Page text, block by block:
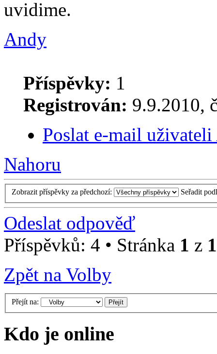
uvidime.
Andy
Příspěvky: 1
Registrován: 9.9.2010,
Poslat e-mail
Nahoru
Zobrazit příspěvky za předchozí: Seřadit
Odeslat odpověď
Příspěvků: 4 • Stránka 1 z 1
Zpět na Volby
Přejít na:
Kdo je online